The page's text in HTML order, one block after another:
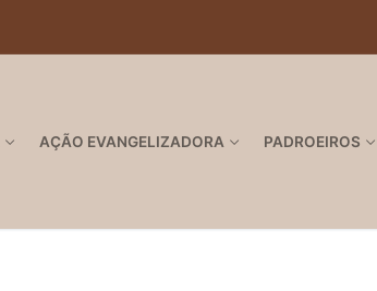
AÇÃO EVANGELIZADORA PADROEIROS
Pesquisar por: